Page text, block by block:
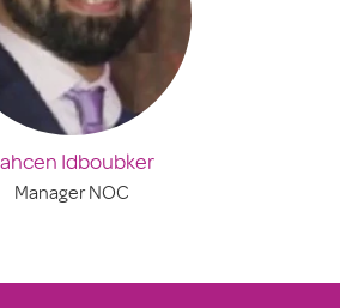
Idboubker
Manager NOC